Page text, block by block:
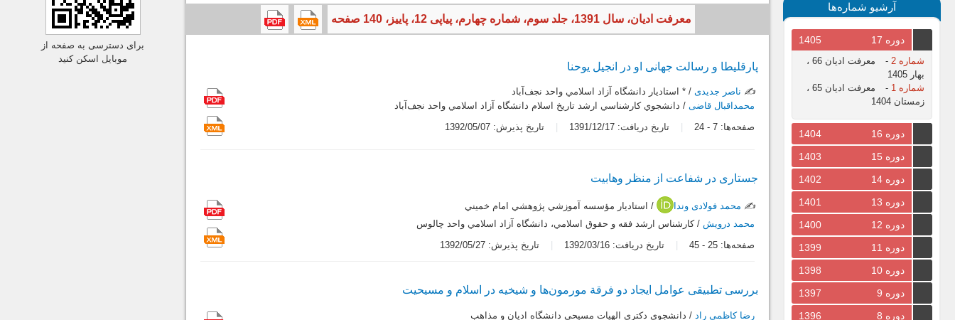
آرشیو شماره‌ها
دوره 17 1405
شماره 2 -
معرفت ادیان 66 ،
بهار 1405
شماره 1
-
معرفت ادیان 65 ،
زمستان 1404
دوره 16
1404
دوره 15
1403
دوره 14
1402
دوره 13
1401
دوره 12
1400
دوره 11
1399
دوره 10
1398
دوره 9
1397
دوره 8
1396
معرفت ادیان، سال 1391، جلد سوم، شماره چهارم، پیاپی 12، پاییز، 140 صفحه
پارقلیطا و رسالت جهانی او در انجیل یوحنا
✍️ ناصر جدیدی/ * استاديار دانشگاه آزاد اسلامي واحد نجف‌آباد
محمداقبال قاضی/ دانشجوي کارشناسي ارشد تاريخ اسلام دانشگاه آزاد اسلامي واحد نجف‌آباد
صفحه‌ها: 7
-
24 تاریخ دریافت: 1391/12/17 تاریخ پذیرش: 1392/05/07
جستاری در شفاعت از منظر وهابیت
✍️ محمد فولادی وندا
/ استاديار مؤسسه آموزشي پژوهشي امام خميني
محمد درویش / كارشناس ارشد فقه و حقوق اسلامي، دانشگاه آزاد اسلامي واحد چالوس
صفحه‌ها: 25
-
45 تاریخ دریافت: 1392/03/16 تاریخ پذیرش: 1392/05/27
بررسی تطبیقی عوامل ایجاد دو فرقة مورمون‌ها و شیخیه در اسلام و مسیحیت
رضا کاظمی راد/ دانشجوي دكتري الهيات مسيحي دانشگاه اديان و مذاهب
برای دسترسی به صفحه از
موبایل اسکن کنید